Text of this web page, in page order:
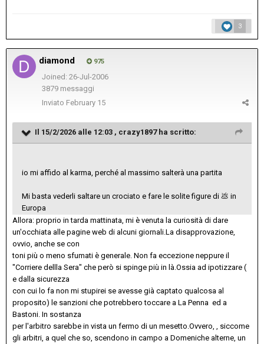
3
diamond 975
Joined: 26-Jul-2006
3879 messaggi
Inviato February 15
Il 15/2/2026 alle 12:03 , crazy1897ha scritto:
io mi affido al karma, perché al massimo salterà una partita
Mi basta vederli saltare un crociato e fare le solite figure di 💩 in
Europa
Allora: proprio in tarda mattinata, mi è venuta la curiosità di dare
un'occhiata alle pagine web di alcuni giornali.La disapprovazione,
ovvio, anche se con
toni più o meno sfumati è generale. Non fa eccezione neppure il
"Corriere dellla Sera" che però si spinge più in là.Ossia ad ipotizzare (
e dalla sicurezza
con cui lo fa non mi stupirei se avesse già captato qualcosa al
proposito) le sanzioni che potrebbero toccare a La Penna ed a
Bastoni. In sostanza
per l'arbitro sarebbe in vista un fermo di un mesetto.Ovvero, , siccome
gli arbitri, a quel che so, scendono in campo a Domeniche alterne, un